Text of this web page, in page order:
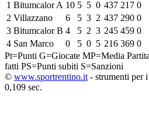
1 Bitumcalor A 10 5 5 0 437 217 0
2 Villazzano 6 5 3 2 437 290 0
3 Bitumcalor B 4 5 2 3 245 459 0
4 San Marco 0 5 0 5 216 369 0
Pt=Punti G=Giocate MP=Media Partita
fatti PS=Punti subiti S=Sanzioni
© www.sportrentino.it - strumenti per
0,109 sec.